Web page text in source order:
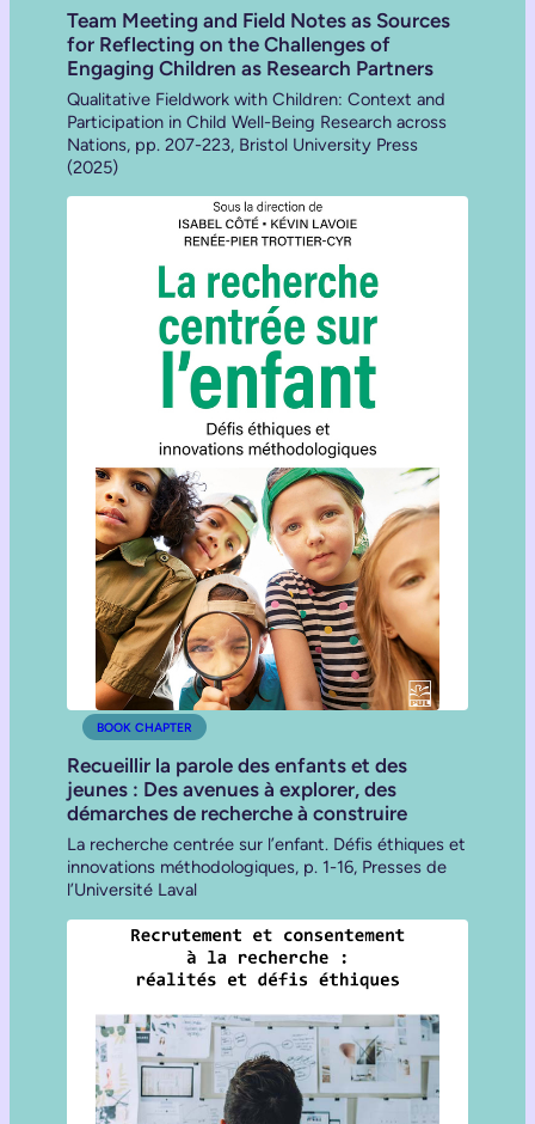
Team Meeting and Field Notes as Sources
for Reflecting on the Challenges of
Engaging Children as Research Partners
Qualitative Fieldwork with Children: Context and
Participation in Child Well-Being Research across
Nations, pp. 207-223, Bristol University Press
(2025)
BOOK CHAPTER
Recueillir la parole des enfants et des
jeunes : Des avenues à explorer, des
démarches de recherche à construire
La recherche centrée sur l’enfant. Défis éthiques et
innovations méthodologiques, p. 1-16, Presses de
l’Université Laval